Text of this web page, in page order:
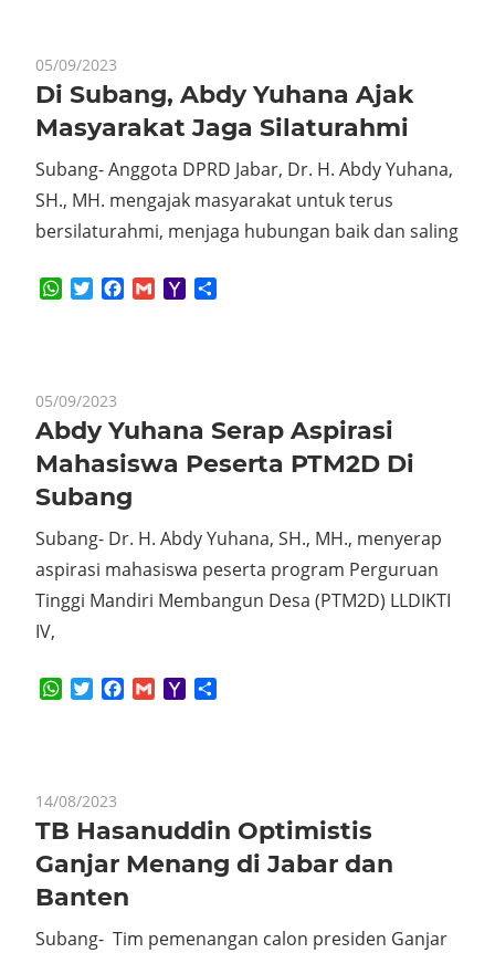
05/09/2023
Di Subang, Abdy Yuhana Ajak
Masyarakat Jaga Silaturahmi
Subang- Anggota DPRD Jabar, Dr. H. Abdy Yuhana,
SH., MH. mengajak masyarakat untuk terus
bersilaturahmi, menjaga hubungan baik dan saling
WhatsApp
TwitterFacebook
GmailYahoo
05/09/2023
Abdy Yuhana Serap Aspirasi
Mahasiswa Peserta PTM2D Di
Subang
Subang- Dr. H. Abdy Yuhana, SH., MH., menyerap
aspirasi mahasiswa peserta program Perguruan
Tinggi Mandiri Membangun Desa (PTM2D) LLDIKTI
IV,
WhatsApp
TwitterFacebook
GmailYahoo
14/08/2023
TB Hasanuddin Optimistis
Ganjar Menang di Jabar dan
Banten
Subang- Tim pemenangan calon presiden Ganjar